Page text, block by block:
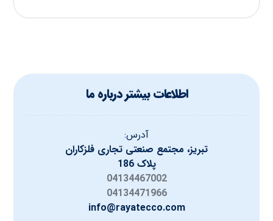
اطلاعات بیشتر درباره ما
آدرس:
تبریز، مجتمع صنعتی تجاری فلزکاران
پلاک 186
04134467002
04134471966
info@rayatecco.com